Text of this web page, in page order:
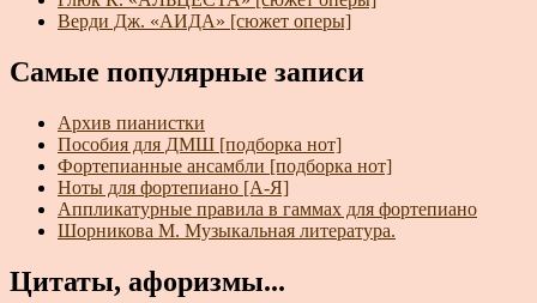
Верди Дж. «АИДА» [сюжет оперы]
Самые популярные записи
Архив пианистки
Пособия для ДМШ [подборка нот]
Фортепианные ансамбли [подборка нот]
Ноты для фортепиано [А-Я]
Аппликатурные правила в гаммах для фортепиано
Шорникова М. Музыкальная литература.
Цитаты, афоризмы...